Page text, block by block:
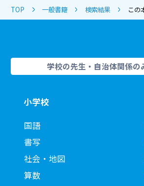
TOP 一般書籍 検索結果 この
学校の先生・自治体関係の
小学校
国語
書写
社会・地図
算数